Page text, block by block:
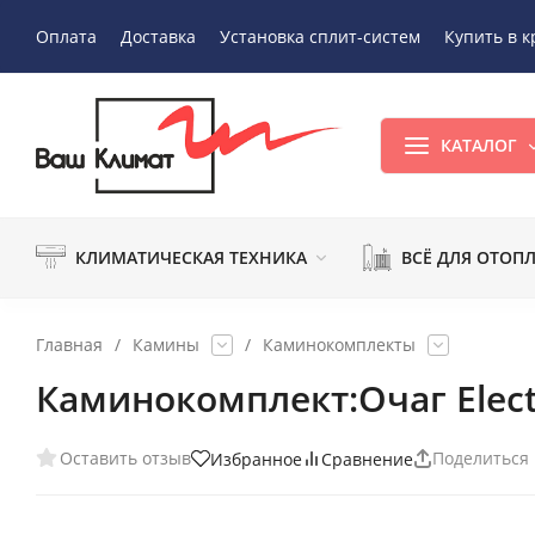
Оплата Доставка Установка сплит-систем Купить в
КАТАЛОГ
КЛИМАТИЧЕСКАЯ ТЕХНИКА ВСЁ ДЛЯ
Главная / Камины / Каминокомплекты
Каминокомплект:Очаг
Оставить отзыв Избранное Сравнение Поделиться